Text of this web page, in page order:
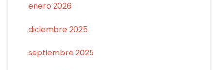
enero 2026
diciembre 2025
septiembre 2025